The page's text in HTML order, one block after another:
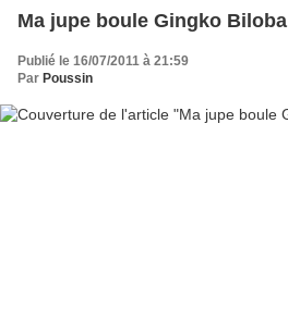
Ma jupe boule Gingko Biloba
Publié le 16/07/2011 à 21:59
Par Poussin